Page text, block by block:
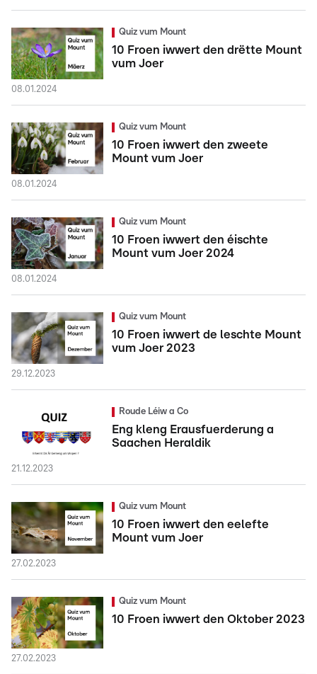
Quiz vum Mount
10 Froen iwwert den drëtte Mount
vum Joer
08.01.2024
Quiz vum Mount
10 Froen iwwert den zweete
Mount vum Joer
08.01.2024
Quiz vum Mount
10 Froen iwwert den éischte
Mount vum Joer 2024
08.01.2024
Quiz vum Mount
10 Froen iwwert de leschte Mount
vum Joer 2023
29.12.2023
Roude Léiw a Co
Eng kleng Erausfuerderung a
Saachen Heraldik
21.12.2023
Quiz vum Mount
10 Froen iwwert den eelefte
Mount vum Joer
27.02.2023
Quiz vum Mount
10 Froen iwwert den Oktober 2023
27.02.2023